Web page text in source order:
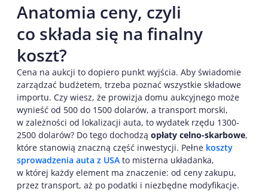
Anatomia ceny, czyli
co składa się na finalny
koszt?
Cena na aukcji to dopiero punkt wyjścia. Aby świadomie
zarządzać budżetem, trzeba poznać wszystkie składowe
importu. Czy wiesz, że prowizja domu aukcyjnego może
wynieść od 500 do 1500 dolarów, a transport morski,
w zależności od lokalizacji auta, to wydatek rzędu 1300-
2500 dolarów? Do tego dochodzą opłaty celno-skarbowe,
które stanowią znaczną część inwestycji. Pełne koszty
sprowadzenia auta z USA to misterna układanka,
w której każdy element ma znaczenie: od ceny zakupu,
przez transport, aż po podatki i niezbędne modyfikacje.